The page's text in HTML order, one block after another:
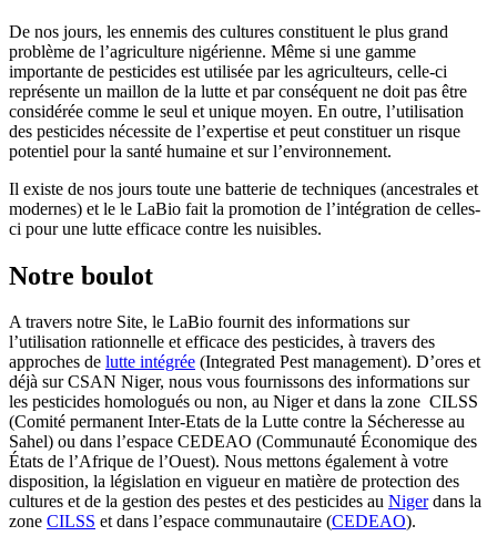
De nos jours, les ennemis des cultures constituent le plus grand
problème de l’agriculture nigérienne. Même si une gamme
importante de pesticides est utilisée par les agriculteurs, celle-ci
représente un maillon de la lutte et par conséquent ne doit pas être
considérée comme le seul et unique moyen. En outre, l’utilisation
des pesticides nécessite de l’expertise et peut constituer un risque
potentiel pour la santé humaine et sur l’environnement.
Il existe de nos jours toute une batterie de techniques (ancestrales et
modernes) et le le LaBio fait la promotion de l’intégration de celles-
ci pour une lutte efficace contre les nuisibles.
Notre boulot
A travers notre Site, le LaBio fournit des informations sur
l’utilisation rationnelle et efficace des pesticides, à travers des
approches de lutte intégrée (Integrated Pest management). D’ores et
déjà sur CSAN Niger, nous vous fournissons des informations sur
les pesticides homologués ou non, au Niger et dans la zone CILSS
(Comité permanent Inter-Etats de la Lutte contre la Sécheresse au
Sahel) ou dans l’espace CEDEAO (Communauté Économique des
États de l’Afrique de l’Ouest). Nous mettons également à votre
disposition, la législation en vigueur en matière de protection des
cultures et de la gestion des pestes et des pesticides au Nigerdans la
zone CILSS et dans l’espace communautaire (CEDEAO).